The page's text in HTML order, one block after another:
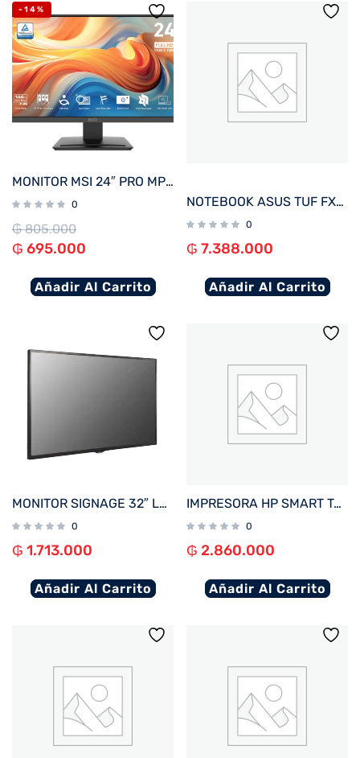
-14%
MONITOR MSI 24″ PRO MP243L E14 144hz
0
₲805.000
₲ 695.000
Añadir Al Carrito
NOTEBOOK ASUS TUF FX607VJ-RL805W C5 GAM 2.2/8/512/ RTX3050-6G/ W11H/16″ WUXGA
0
₲ 7.388.000
Añadir Al Carrito
MONITOR SIGNAGE 32″ LG 32SM5C FHD/USB/HDMI/DP/SD/NE
0
₲ 1.713.000
Añadir Al Carrito
IMPRESORA HP SMART TANK 750 IMP/COP/SCAN/RED/WIFI/BIVOLT
0
₲ 2.860.000
Añadir Al Carrito